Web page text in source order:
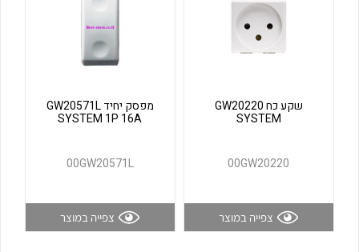
שקע כח GW20220
SYSTEM
00GW20220
צפייה במוצר
מפסק יחיד GW20571L
SYSTEM 1P 16A
00GW20571L
צפייה במוצר